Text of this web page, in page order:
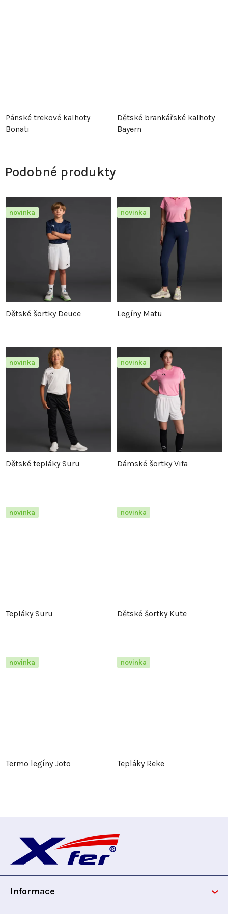
Pánské trekové kalhoty
Bonati
Dětské brankářské kalhoty
Bayern
Podobné produkty
novinka
Dětské šortky Deuce
novinka
Legíny Matu
novinka
Dětské tepláky Suru
novinka
Dámské šortky Vifa
novinka
Tepláky Suru
novinka
Dětské šortky Kute
novinka
Termo legíny Joto
novinka
Tepláky Reke
p
Informace